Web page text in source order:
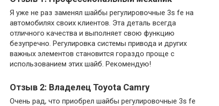
Я уже не раз заменял шайбы регулировочные 3s fe на
автомобилях своих клиентов. Эта деталь всегда
отличного качества и выполняет свою функцию
безупречно. Регулировка системы привода и других
важных элементов становится гораздо проще с
использованием этих шайб. Рекомендую!
Отзыв 2: Владелец Toyota Camry
Очень рад, что приобрел шайбы регулировочные 3s fe